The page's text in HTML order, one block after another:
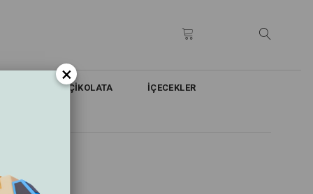
& KURABİYE & ÇİKOLATA İÇECEKLER
×